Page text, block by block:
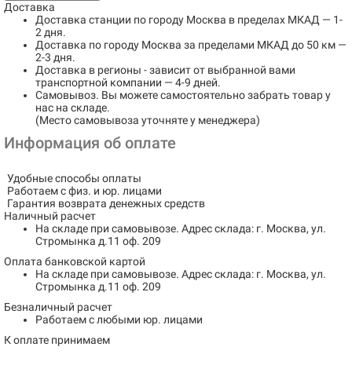
Доставка
Доставка станции по городу Москва в пределах МКАД — 1-
2 дня.
Доставка по городу Москва за пределами МКАД до 50 км —
2-3 дня.
Доставка в регионы - зависит от выбранной вами
транспортной компании — 4-9 дней.
Самовывоз. Вы можете самостоятельно забрать товар у
нас на складе.
(Место самовывоза уточняте у менеджера)
Информация об оплате
Удобные способы оплаты
Работаем с физ. и юр. лицами
Гарантия возврата денежных средств
Наличный расчет
На складе при самовывозе. Адрес склада: г. Москва, ул.
Стромынка д.11 оф. 209
Оплата банковской картой
На складе при самовывозе. Адрес склада: г. Москва, ул.
Стромынка д.11 оф. 209
Безналичный расчет
Работаем с любыми юр. лицами
К оплате принимаем